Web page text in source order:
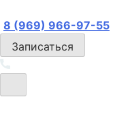
8 (969) 966-97-55
Записаться